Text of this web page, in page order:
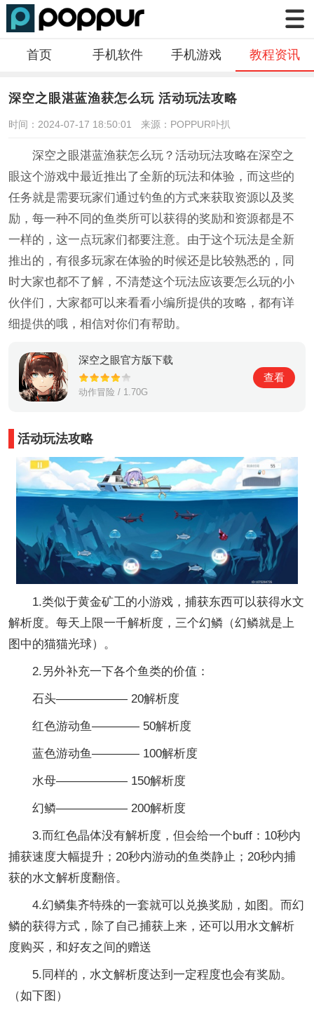
首页 手机软件 手机游戏 教程资讯
深空之眼湛蓝渔获怎么玩 活动玩法攻略
时间：2024-07-17 18:50:01 来源：POPPUR卟扒
深空之眼湛蓝渔获怎么玩？活动玩法攻略在深空之
眼这个游戏中最近推出了全新的玩法和体验，而这些的
任务就是需要玩家们通过钓鱼的方式来获取资源以及奖
励，每一种不同的鱼类所可以获得的奖励和资源都是不
一样的，这一点玩家们都要注意。由于这个玩法是全新
推出的，有很多玩家在体验的时候还是比较熟悉的，同
时大家也都不了解，不清楚这个玩法应该要怎么玩的小
伙伴们，大家都可以来看看小编所提供的攻略，都有详
细提供的哦，相信对你们有帮助。
深空之眼官方版下载
动作冒险 / 1.70G
查看
活动玩法攻略
1.类似于黄金矿工的小游戏，捕获东西可以获得水文
解析度。每天上限一千解析度，三个幻鳞（幻鳞就是上
图中的猫猫光球）。
2.另外补充一下各个鱼类的价值：
石头—————— 20解析度
红色游动鱼———— 50解析度
蓝色游动鱼———— 100解析度
水母—————— 150解析度
幻鳞—————— 200解析度
3.而红色晶体没有解析度，但会给一个buff：10秒内
捕获速度大幅提升；20秒内游动的鱼类静止；20秒内捕
获的水文解析度翻倍。
4.幻鳞集齐特殊的一套就可以兑换奖励，如图。而幻
鳞的获得方式，除了自己捕获上来，还可以用水文解析
度购买，和好友之间的赠送
5.同样的，水文解析度达到一定程度也会有奖励。
（如下图）